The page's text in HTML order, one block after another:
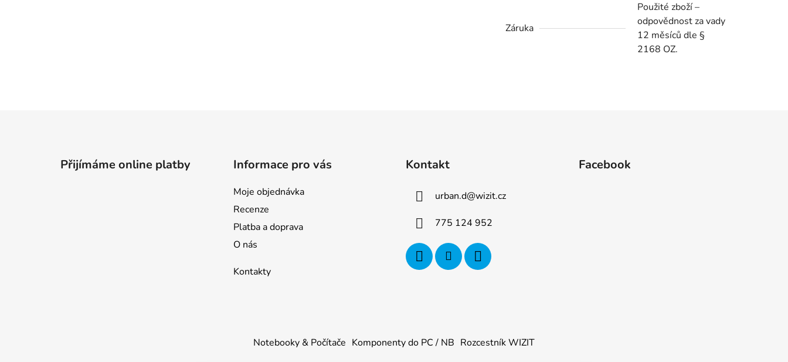
Záruka
Použité zboží –
odpovědnost za vady
12 měsíců dle §
2168 OZ.
Přijímáme online platby Informace pro vás
Moje objednávka
Recenze
Platba a doprava
O nás
Kontakty
Kontakt
urban.d@wizit.cz
775 124 952
Facebook
Notebooky & Počítače Komponenty do PC / NB Rozcestník WIZIT